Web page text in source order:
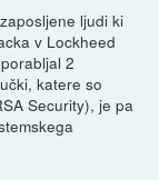
ljudi ki
v Lockheed
2
katere so
Security), je pa